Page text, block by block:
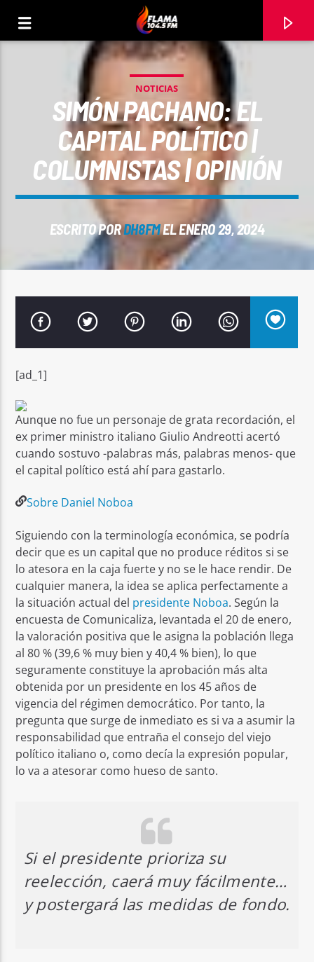
CANCIÓN ACTUAL
Señal FM
NOTICIAS
SIMÓN PACHANO: EL
CAPITAL POLÍTICO |
COLUMNISTAS | OPINIÓN
ESCRITO PORDH8FMEL ENERO 29, 2024
[ad_1]
Aunque no fue un personaje de grata recordación, el
ex primer ministro italiano Giulio Andreotti acertó
cuando sostuvo -palabras más, palabras menos- que
el capital político está ahí para gastarlo.
Sobre Daniel Noboa
Siguiendo con la terminología económica, se podría
decir que es un capital que no produce réditos si se
lo atesora en la caja fuerte y no se le hace rendir. De
cualquier manera, la idea se aplica perfectamente a
la situación actual del presidente Noboa. Según la
encuesta de Comunicaliza, levantada el 20 de enero,
la valoración positiva que le asigna la población llega
al 80 % (39,6 % muy bien y 40,4 % bien), lo que
seguramente constituye la aprobación más alta
obtenida por un presidente en los 45 años de
vigencia del régimen democrático. Por tanto, la
pregunta que surge de inmediato es si va a asumir la
responsabilidad que entraña el consejo del viejo
político italiano o, como decía la expresión popular,
lo va a atesorar como hueso de santo.
Si el presidente prioriza su
reelección, caerá muy fácilmente…
y postergará las medidas de fondo.